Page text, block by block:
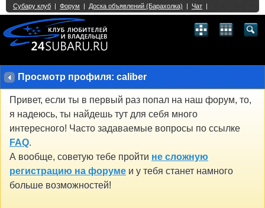
Просмотр профиля: caliber
Привет, если ты в первый раз попал на наш форум, то,
я надеюсь, ты найдешь тут для себя много
интересного! Часто задаваемые вопросы по ссылке
FAQ.
А вообще, советую тебе пройти не сложную
регистрацию на форуме и у тебя станет намного
больше возможностей!
Single Sign On provided byvBSSO
2 3 4 5 6 7 8 9 10 11 12 13 21 22 23 24 25 26
27 28 29 30 31 32 33 40 41 42 43